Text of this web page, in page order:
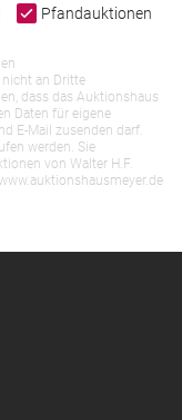
Pfandauktionen
an Dritte
dass das Auktionshaus
Daten für eigene
E-Mail zusenden darf.
werden. Sie
von Walter H.F.